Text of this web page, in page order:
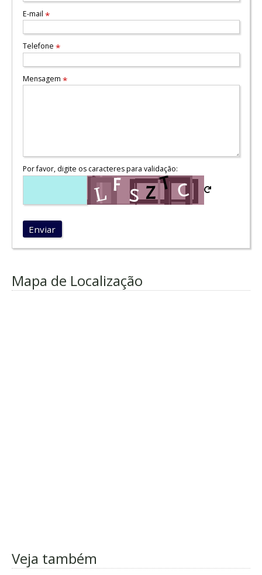
E-mail *
Telefone *
Mensagem *
Por favor, digite os caracteres para validação:
Enviar
Mapa de Localização
Veja também